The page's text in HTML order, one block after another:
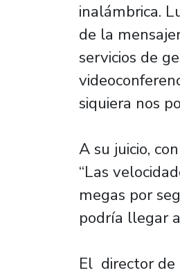
inalámbrica.
de la
servicios de
siquiera nos
A su juicio,
“Las
megas por
podría llegar
El director de